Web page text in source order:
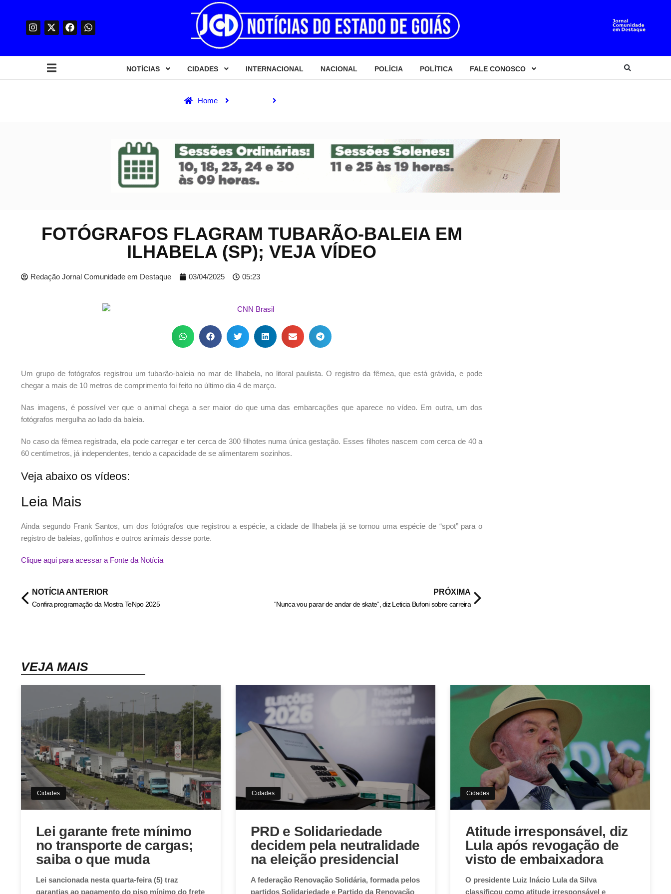
NOTÍCIAS CIDADES INTERNACIONAL NACIONAL POLÍCIA POLÍTICA FALE CONOSCO
Home
FOTÓGRAFOS FLAGRAM TUBARÃO-BALEIA EM
ILHABELA (SP); VEJA VÍDEO
Redação Jornal Comunidade em Destaque 03/04/2025 05:23
Um grupo de fotógrafos registrou um tubarão-baleia no mar de Ilhabela, no litoral paulista. O registro da fêmea, que está grávida, e pode
chegar a mais de 10 metros de comprimento foi feito no último dia 4 de março.
Nas imagens, é possível ver que o animal chega a ser maior do que uma das embarcações que aparece no vídeo. Em outra, um dos
fotógrafos mergulha ao lado da baleia.
No caso da fêmea registrada, ela pode carregar e ter cerca de 300 filhotes numa única gestação. Esses filhotes nascem com cerca de 40 a
60 centímetros, já independentes, tendo a capacidade de se alimentarem sozinhos.
Veja abaixo os vídeos:
Leia Mais
Ainda segundo Frank Santos, um dos fotógrafos que registrou a espécie, a cidade de Ilhabela já se tornou uma espécie de “spot” para o
registro de baleias, golfinhos e outros animais desse porte.
Clique aqui para acessar a Fonte da Notícia
NOTÍCIA ANTERIOR
Confira programação da Mostra TeNpo 2025
PRÓXIMA
“Nunca vou parar de andar de skate“, diz Leticia Bufoni sobre carreira
VEJA MAIS
Cidades
Lei garante frete mínimo
no transporte de cargas;
saiba o que muda
Lei sancionada nesta quarta-feira (5) traz
garantias ao pagamento do piso mínimo do frete
Cidades
PRD e Solidariedade
decidem pela neutralidade
na eleição presidencial
A federação Renovação Solidária, formada pelos
partidos Solidariedade e Partido da Renovação
Cidades
Atitude irresponsável, diz
Lula após revogação de
visto de embaixadora
O presidente Luiz Inácio Lula da Silva
classificou como atitude irresponsável e